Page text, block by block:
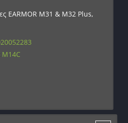
EARMOR M31 & M32 Plus,
M14C